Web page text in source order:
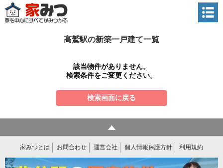
高鷲駅の新築一戸建て一覧
該当物件がありません。
検索条件をご変更ください。
検索画面に戻る
家みつとは お問合わせ 運営会社 個人情報保護方針 利用規約